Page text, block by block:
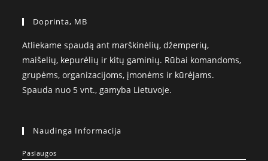
Doprinta, MB
Atliekame spaudą ant marškinėlių, džemperių,
maišelių, kepurėlių ir kitų gaminių. Rūbai komandoms,
grupėms, organizacijoms, įmonėms ir kūrėjams.
Spauda nuo 5 vnt., gamyba Lietuvoje.
Naudinga Informacija
Paslaugos